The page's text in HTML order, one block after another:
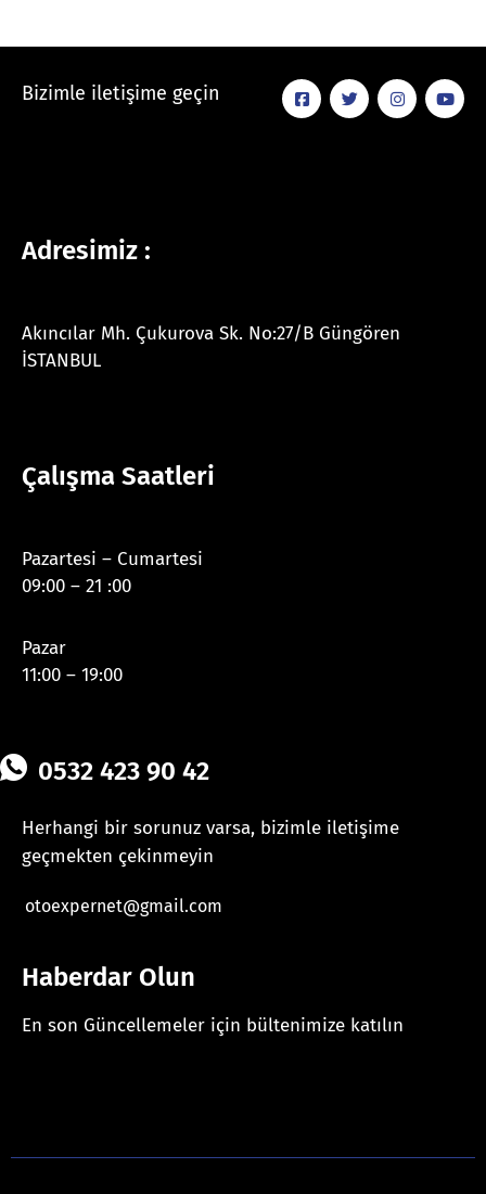
Bizimle iletişime geçin
Adresimiz :
Akıncılar Mh. Çukurova Sk. No:27/B Güngören
İSTANBUL
Çalışma Saatleri
Pazartesi – Cumartesi
09:00 – 21 :00
Pazar
11:00 – 19:00
0532 423 90 42
Herhangi bir sorunuz varsa, bizimle iletişime
geçmekten çekinmeyin
otoexpernet@gmail.com
Haberdar Olun
En son Güncellemeler için bültenimize katılın